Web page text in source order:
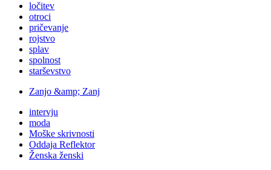
ločitev
otroci
pričevanje
rojstvo
splav
spolnost
starševstvo
Zanjo &amp; Zanj
intervju
moda
Moške skrivnosti
Oddaja Reflektor
Ženska ženski